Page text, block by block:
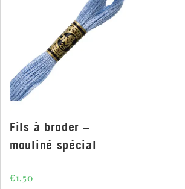
Fils à broder –
mouliné spécial
€1.50